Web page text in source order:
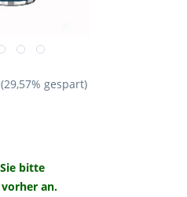
(29,57% gespart)
bitte
an.